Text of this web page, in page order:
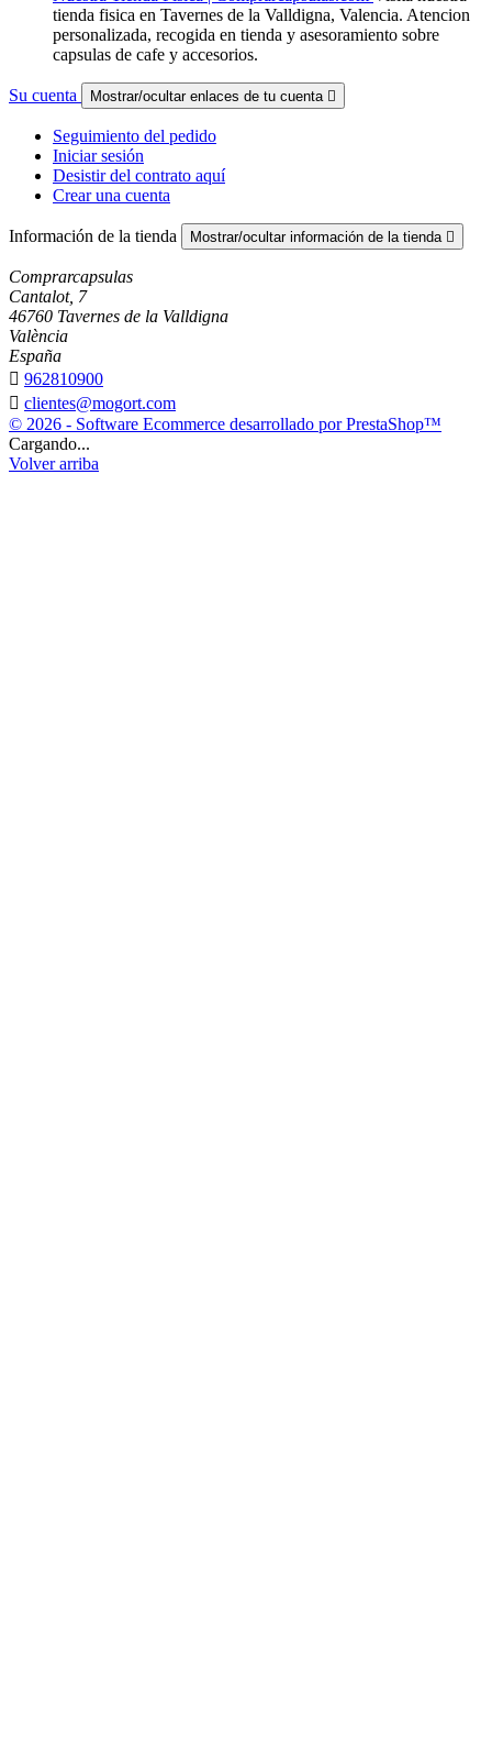
tienda fisica en Tavernes de la Valldigna, Valencia. Atencion
personalizada, recogida en tienda y asesoramiento sobre
capsulas de cafe y accesorios.
Su cuenta Mostrar/ocultar enlaces de tu cuenta 
Seguimiento del pedido
Iniciar sesión
Desistir del contrato aquí
Crear una cuenta
Información de la tienda Mostrar/ocultar información de la tienda 
Comprarcapsulas
Cantalot, 7
46760 Tavernes de la Valldigna
València
España
 962810900
 clientes@mogort.com
© 2026 - Software Ecommerce desarrollado por PrestaShop™
Cargando...
Volver arriba